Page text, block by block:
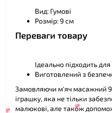
Вид: Гумові
Розмір: 9 см
Переваги товару
Ідеально підходить
Виготовлений з
Замовляючи м'яч масажний
іграшку, яка не тільки
малюкові, але також